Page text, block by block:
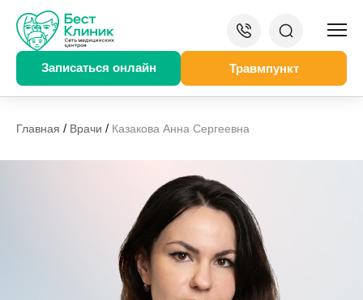
Записаться онлайн Травмпункт
Главная / Врачи / Казакова Анна Сергеевна